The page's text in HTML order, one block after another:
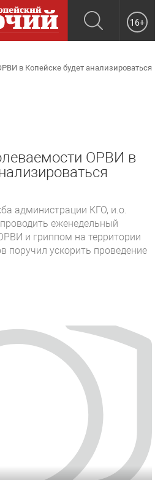
16+
в Копейске будет анализироваться
ОРВИ в
администрации КГО, и.о.
еженедельный
и гриппом на территории
поручил ускорить проведение